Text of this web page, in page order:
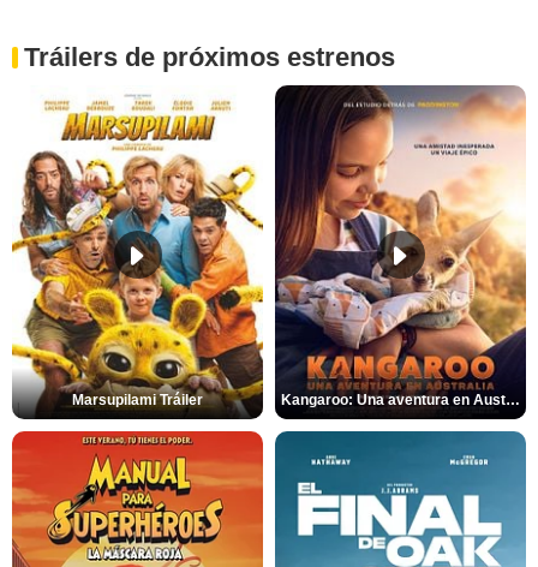
Tráilers de próximos estrenos
Marsupilami Tráiler Kangaroo: Una aventura en Australia Tráiler